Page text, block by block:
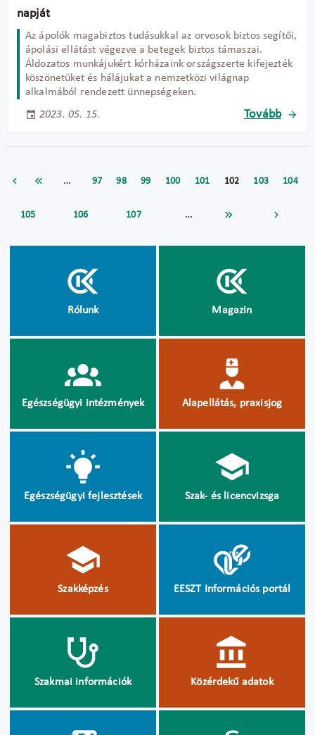
napját
Az ápolók magabiztos tudásukkal az orvosok biztos segítői,
ápolási ellátást végezve a betegek biztos támaszai.
Áldozatos munkájukért kórházaink országszerte kifejezték
köszönetüket és hálájukat a nemzetközi világnap
alkalmából rendezett ünnepségeken.
2023. 05. 15.
Tovább
… 97 98 99 100 101 102 103 104
105 106 107 …
Rólunk Magazin
Egészségügyi intézmények Alapellátás, praxisjog
Egészségügyi fejlesztések Szak- és licencvizsga
Szakképzés EESZT Információs portál
Szakmai információk Közérdekű adatok